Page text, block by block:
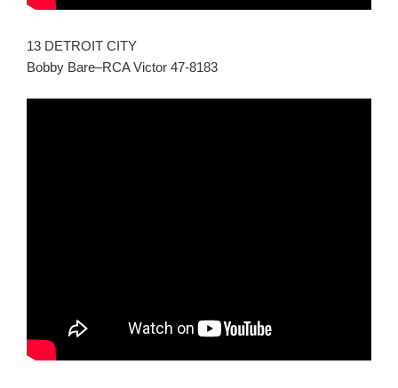
13 DETROIT CITY
Bobby Bare–RCA Victor 47-8183